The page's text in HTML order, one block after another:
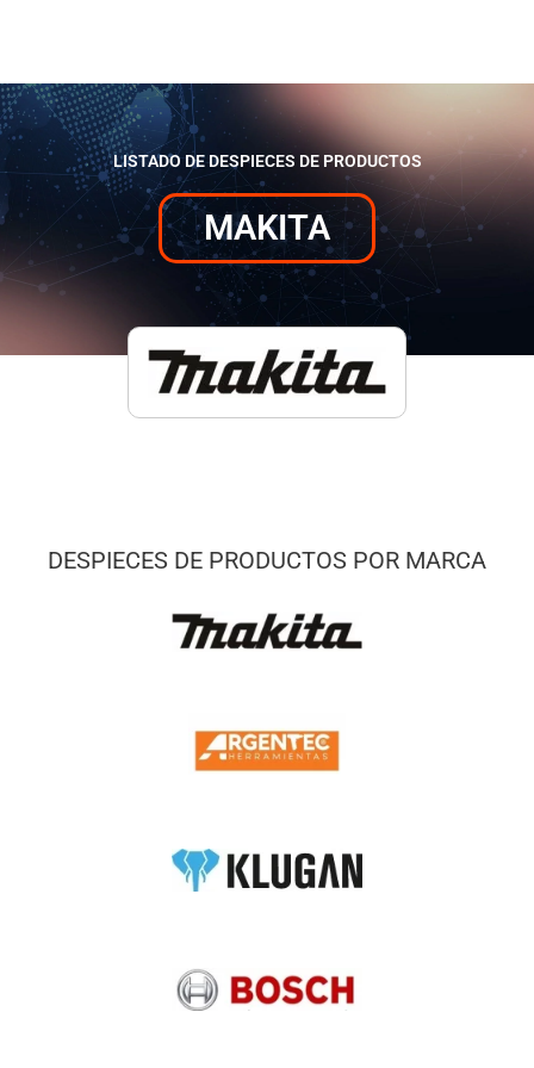
LISTADO DE DESPIECES DE PRODUCTOS
MAKITA
DESPIECES DE PRODUCTOS POR MARCA